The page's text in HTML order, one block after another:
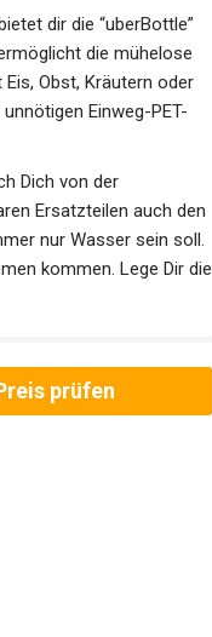
dir die “uberBottle”
die mühelose
Obst, Kräutern oder
Einweg-PET-
Dich von der
Ersatzteilen auch den
nur Wasser sein soll.
kommen. Lege Dir die
prüfen